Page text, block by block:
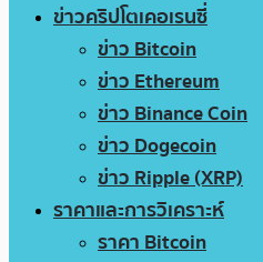
ข่าวคริปโตเคอเรนซี่
ข่าว Bitcoin
ข่าว Ethereum
ข่าว Binance Coin
ข่าว Dogecoin
ข่าว Ripple (XRP)
ราคาและการวิเคราะห์
ราคา Bitcoin